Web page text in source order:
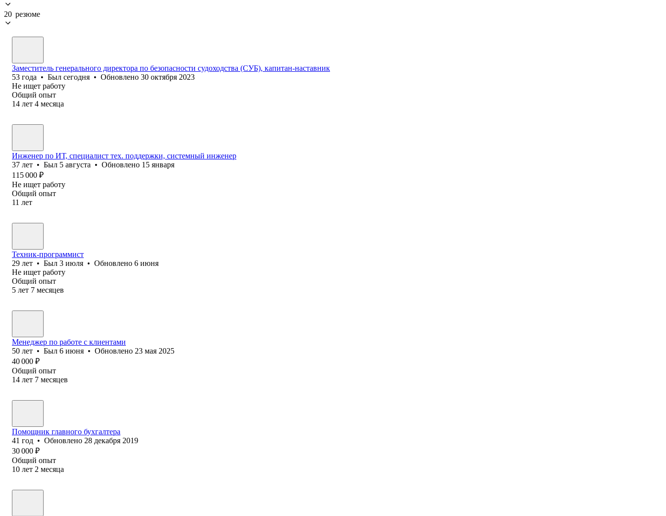
20 резюме
Заместитель генерального директора по безопасности судоходства (СУБ), капитан-наставник
53 года • Был сегодня • Обновлено 30 октября 2023
Не ищет работу
Общий опыт
14 лет 4 месяца
Инженер по ИТ, специалист тех. поддержки, системный инженер
37 лет • Был 5 августа • Обновлено 15 января
115 000 ₽
Не ищет работу
Общий опыт
11 лет
Техник-программист
29 лет • Был 3 июля • Обновлено 6 июня
Не ищет работу
Общий опыт
5 лет 7 месяцев
Менеджер по работе с клиентами
50 лет • Был 6 июня • Обновлено 23 мая 2025
40 000 ₽
Общий опыт
14 лет 7 месяцев
Помощник главного бухгалтера
41 год • Обновлено 28 декабря 2019
30 000 ₽
Общий опыт
10 лет 2 месяца